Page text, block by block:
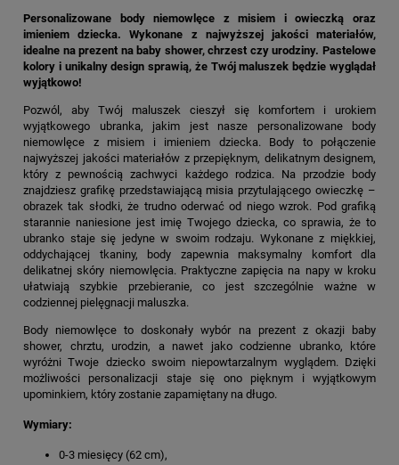
Personalizowane body niemowlęce z misiem i owieczką oraz
imieniem dziecka. Wykonane z najwyższej jakości materiałów,
idealne na prezent na baby shower, chrzest czy urodziny. Pastelowe
kolory i unikalny design sprawią, że Twój maluszek będzie wyglądał
wyjątkowo!
Pozwól, aby Twój maluszek cieszył się komfortem i urokiem
wyjątkowego ubranka, jakim jest nasze personalizowane body
niemowlęce z misiem i imieniem dziecka. Body to połączenie
najwyższej jakości materiałów z przepięknym, delikatnym designem,
który z pewnością zachwyci każdego rodzica. Na przodzie body
znajdziesz grafikę przedstawiającą misia przytulającego owieczkę –
obrazek tak słodki, że trudno oderwać od niego wzrok. Pod grafiką
starannie naniesione jest imię Twojego dziecka, co sprawia, że to
ubranko staje się jedyne w swoim rodzaju. Wykonane z miękkiej,
oddychającej tkaniny, body zapewnia maksymalny komfort dla
delikatnej skóry niemowlęcia. Praktyczne zapięcia na napy w kroku
ułatwiają szybkie przebieranie, co jest szczególnie ważne w
codziennej pielęgnacji maluszka.
Body niemowlęce to doskonały wybór na prezent z okazji baby
shower, chrztu, urodzin, a nawet jako codzienne ubranko, które
wyróżni Twoje dziecko swoim niepowtarzalnym wyglądem. Dzięki
możliwości personalizacji staje się ono pięknym i wyjątkowym
upominkiem, który zostanie zapamiętany na długo.
Wymiary:
0-3 miesięcy (62 cm),